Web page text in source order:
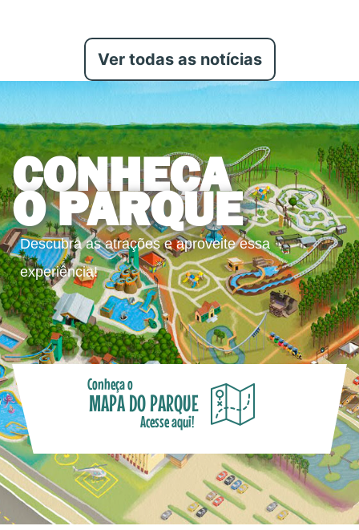
Ver todas as notícias
CONHEÇA
O PARQUE
Descubra as atrações e aproveite essa
experiência!
Conheça o
MAPA DO PARQUE
Acesse aqui!